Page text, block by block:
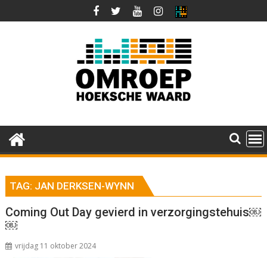
naar
TAG: JAN DERKSEN-WYNN
Coming Out Day gevierd in verzorgingstehuis￼
￼
vrijdag 11 oktober 2024